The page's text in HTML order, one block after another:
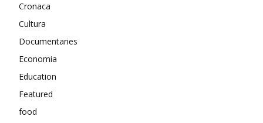
Cronaca
Cultura
Documentaries
Economia
Education
Featured
food